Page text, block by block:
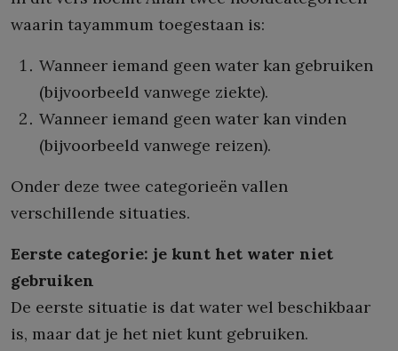
waarin tayammum toegestaan is:
Wanneer iemand geen water kan gebruiken
(bijvoorbeeld vanwege ziekte).
Wanneer iemand geen water kan vinden
(bijvoorbeeld vanwege reizen).
Onder deze twee categorieën vallen
verschillende situaties.
Eerste categorie: je kunt het water niet
gebruiken
De eerste situatie is dat water wel beschikbaar
is, maar dat je het niet kunt gebruiken.